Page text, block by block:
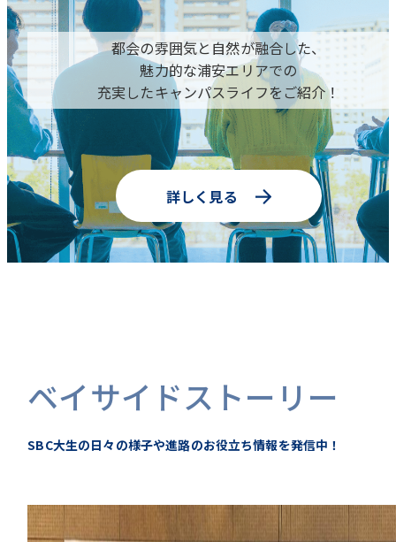
都会の雰囲気と自然が融合した、
魅力的な浦安エリアでの
充実したキャンパスライフをご紹介！
詳しく見る
ベイサイドストーリー
SBC大生の日々の様子や進路のお役立ち情報を発信中！